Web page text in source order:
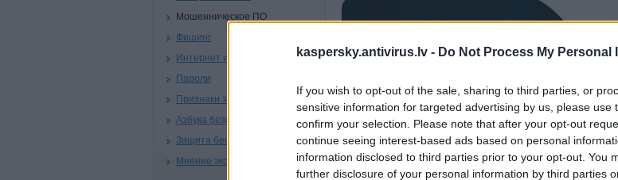
kaspersky.antivirus.lv - Do Not Process My Personal
If you wish to opt-out of the sale, sharing to third parties, or
sensitive information for targeted advertising by us, please use
confirm your selection. Please note that after your opt-out
continue seeing interest-based ads based on personal
information disclosed to third parties prior to your opt-out. You
further disclosure of your personal information by third parties
Мошенническое ПО
Фишинг
Интернет и дети
Пароли
Признаки заражения
Азбука безопасности
Защита беспроводных сетей
Мнение эксперта